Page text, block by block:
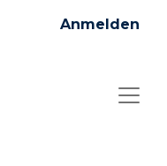
Anmelden